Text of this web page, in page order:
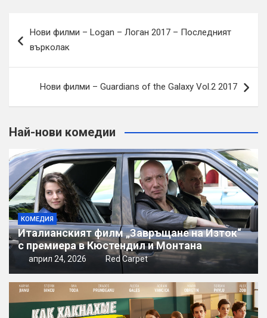
Нови филми – Logan – Логан 2017 – Последният
върколак
Нови филми – Guardians of the Galaxy Vol.2 2017
Най-нови комедии
КОМЕДИЯ
Италианският филм „Завръщане на Изток“
с премиера в Кюстендил и Монтана
април 24, 2026 Red Carpet